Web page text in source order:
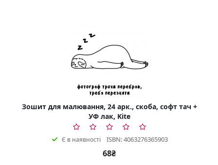
Зошит для малювання, 24 арк., скоба, софт тач +
УФ лак, Kite
Є в наявності ISBN: 4063276365903
68₴